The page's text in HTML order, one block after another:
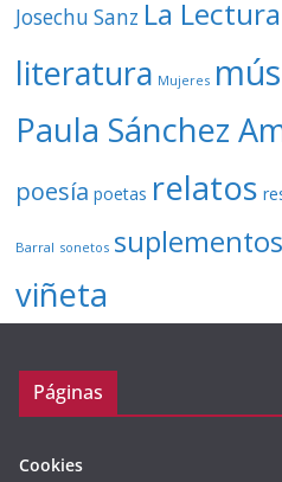
Josechu Sanz La Lectura
literatura Mujeres
Paula Sánchez
poesía poetas relatos
Barral sonetos
viñeta
Páginas
Cookies